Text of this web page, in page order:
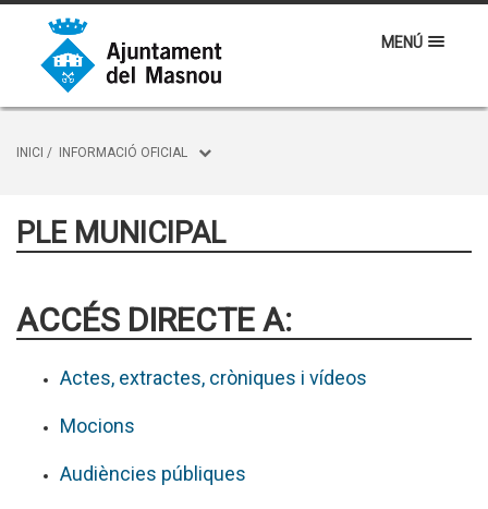
MENÚ
INICI / INFORMACIÓ OFICIAL
PLE MUNICIPAL
ACCÉS DIRECTE A:
Actes, extractes, cròniques i vídeos
Mocions
Audiències públiques